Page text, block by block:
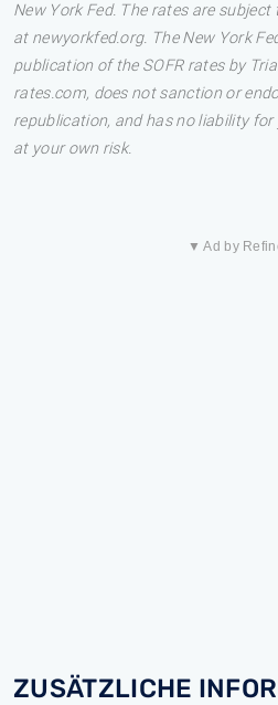
New York Fed. The rates are
at newyorkfed.org. The New York
publication of the SOFR rates by
rates.com, does not sanction or
republication, and has no liability for
at your own risk.
▼ Ad by
ZUSÄTZLICHE